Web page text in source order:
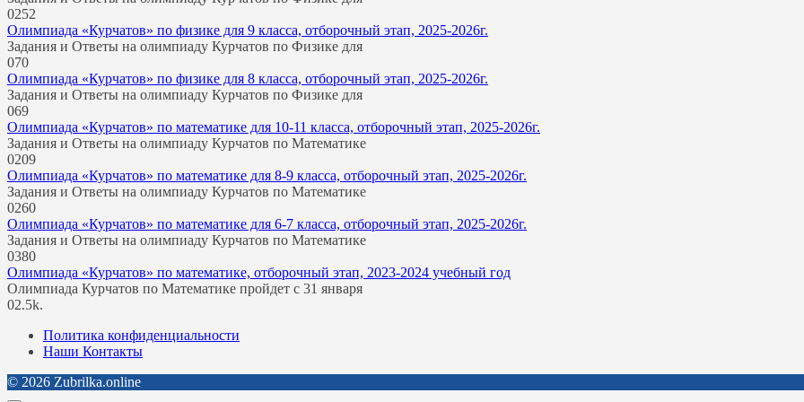
0252
Олимпиада «Курчатов» по физике для 9 класса, отборочный этап, 2025-2026г.
Задания и Ответы на олимпиаду Курчатов по Физике для
070
Олимпиада «Курчатов» по физике для 8 класса, отборочный этап, 2025-2026г.
Задания и Ответы на олимпиаду Курчатов по Физике для
069
Олимпиада «Курчатов» по математике для 10-11 класса, отборочный этап, 2025-2026г.
Задания и Ответы на олимпиаду Курчатов по Математике
0209
Олимпиада «Курчатов» по математике для 8-9 класса, отборочный этап, 2025-2026г.
Задания и Ответы на олимпиаду Курчатов по Математике
0260
Олимпиада «Курчатов» по математике для 6-7 класса, отборочный этап, 2025-2026г.
Задания и Ответы на олимпиаду Курчатов по Математике
0380
Олимпиада «Курчатов» по математике, отборочный этап, 2023-2024 учебный год
Олимпиада Курчатов по Математике пройдет с 31 января
02.5k.
Политика конфиденциальности
Наши Контакты
© 2026 Zubrilka.online